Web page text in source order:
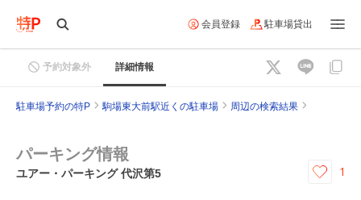
会員登録 駐車場貸出
予約対象外 詳細情報
駐車場予約の特P 駒場東大前駅近くの駐車場 周辺の検索結果
パーキング情報
ユアー・パーキング 代沢第5 1